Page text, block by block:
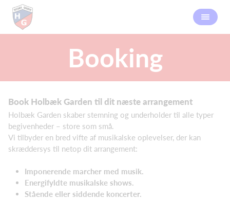
Booking
Book Holbæk Garden til dit næste arrangement
Holbæk Garden skaber stemning og underholder til alle typer
begivenheder – store som små.
Vi tilbyder en bred vifte af musikalske oplevelser, der kan
skræddersys til netop dit arrangement:
Imponerende marcher med musik.
Energifyldte musikalske shows.
Stående eller siddende koncerter.